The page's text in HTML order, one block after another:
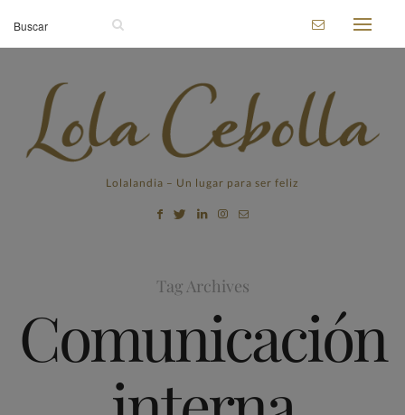
Lolalandia – Un lugar para ser feliz
Tag Archives
Comunicación